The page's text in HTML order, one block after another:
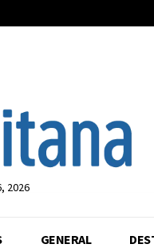
2026
GENERAL